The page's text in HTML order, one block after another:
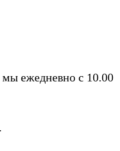
ежедневно с 10.00